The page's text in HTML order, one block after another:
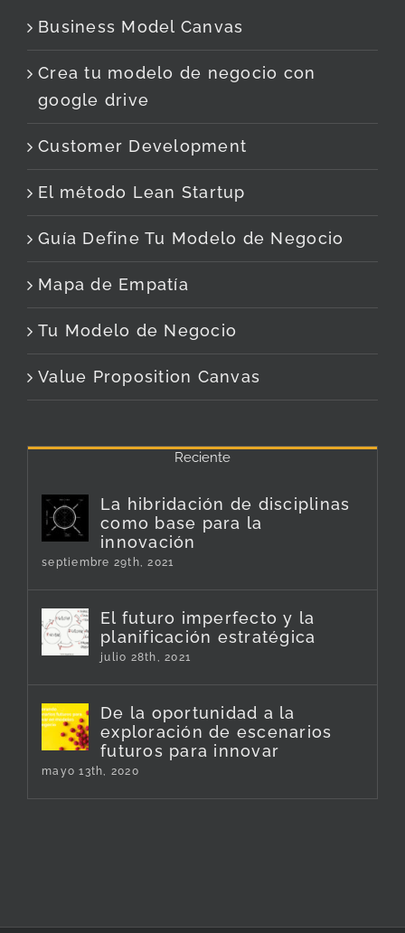
Business Model Canvas
Crea tu modelo de negocio con
google drive
Customer Development
El método Lean Startup
Guía Define Tu Modelo de Negocio
Mapa de Empatía
Tu Modelo de Negocio
Value Proposition Canvas
Reciente
La hibridación de disciplinas
como base para la
innovación
septiembre 29th, 2021
El futuro imperfecto y la
planificación estratégica
julio 28th, 2021
De la oportunidad a la
exploración de escenarios
futuros para innovar
mayo 13th, 2020